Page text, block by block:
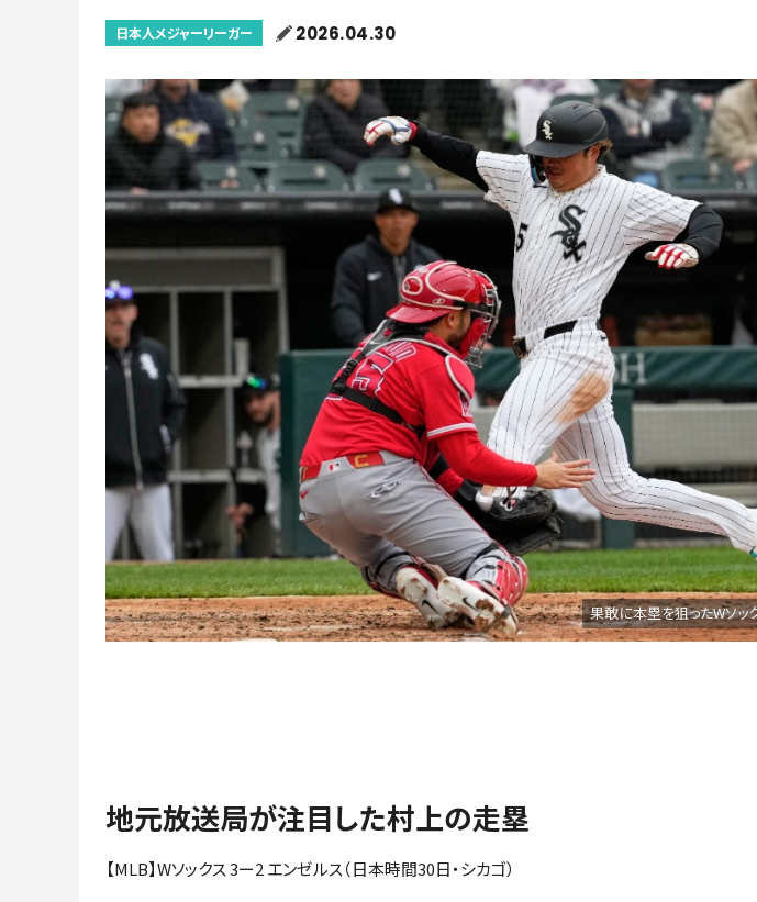
日本人メジャーリーガー 2026.04.30
果敢に本塁を狙ったWソッ
地元放送局が注目した村上の走塁
【MLB】Wソックス 3ー2 エンゼルス（日本時間30日・シカゴ）